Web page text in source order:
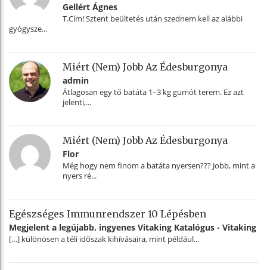
Gellért Ágnes
T.Cím! Sztent beültetés után szednem kell az alábbi
gyógysze...
Miért (nem) Jobb Az Édesburgonya
admin
Átlagosan egy tő batáta 1–3 kg gumót terem. Ez azt
jelenti,...
Miért (nem) Jobb Az Édesburgonya
Flor
Még hogy nem finom a batáta nyersen??? Jobb, mint a
nyers ré...
Egészséges Immunrendszer 10 Lépésben
Megjelent a legújabb, ingyenes Vitaking Katalógus - Vitaking
[…] különösen a téli időszak kihívásaira, mint például...